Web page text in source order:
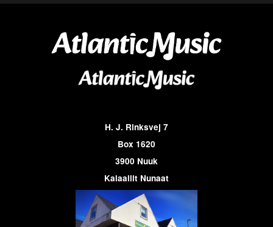
H. J. Rinksvej 7
Box 1620
3900 Nuuk
Kalaallit Nunaat